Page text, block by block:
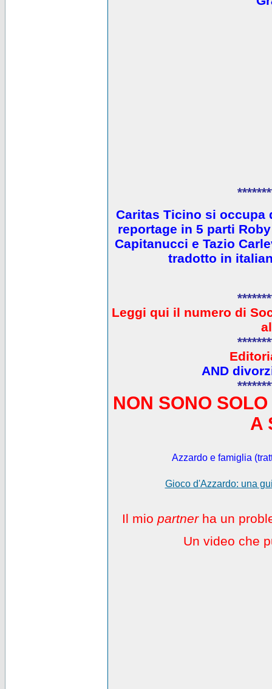
Caritas Ticino si occupa
reportage in 5 parti
Capitanucci e Tazio
tradotto in
Leggi qui il numero di
AND
NON SONO
A
Azzardo e famiglia
Gioco d'Azzardo: una
Il mio partnerha un
Un video che